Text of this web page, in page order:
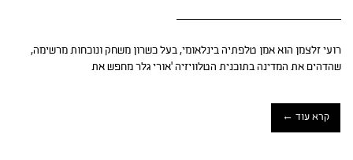
רועי זלצמן הוא אמן טלפתיה בינלאומי, בעל כשרון משחק ונוכחות מרשימה,
שהדהים את המדינה בתוכנית הטלוויזיה 'אורי גלר מחפש את
קרא עוד ←